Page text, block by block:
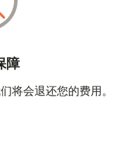
障
将会退还您的费用。